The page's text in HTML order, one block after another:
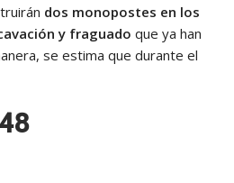
dos monopostes en los
y fraguado que ya han
se estima que durante el